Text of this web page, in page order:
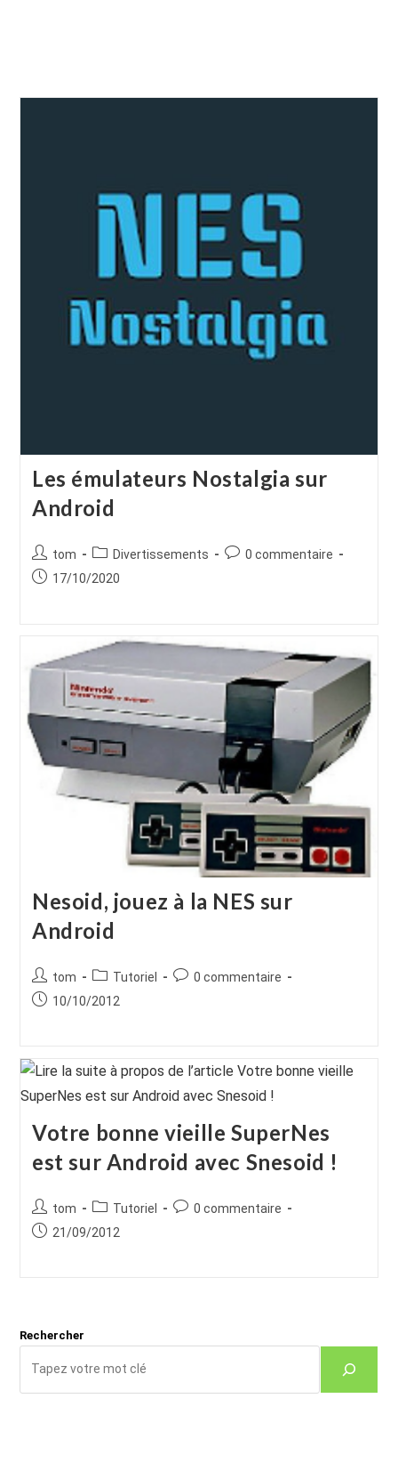
Les émulateurs Nostalgia sur
Android
Auteur/autrice
de
tom
Post
category:
Divertissements
Commentaires
0 commentaire
Publication
17/10/2020
Nesoid, jouez à la NES sur
Android
Auteur/autrice
de
tom
Post
category:
Tutoriel
Commentaires
0 commentaire
Publication
10/10/2012
Votre bonne vieille SuperNes
est sur Android avec Snesoid !
Auteur/autrice
de
tom
Post
category:
Tutoriel
Commentaires
0 commentaire
Publication
21/09/2012
Rechercher